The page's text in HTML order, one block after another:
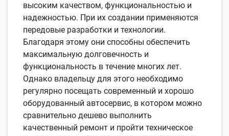
высоким качеством, функциональностью и
надежностью. При их создании применяются
передовые разработки и технологии.
Благодаря этому они способны обеспечить
максимальную долговечность и
функциональность в течение многих лет.
Однако владельцу для этого необходимо
регулярно посещать современный и хорошо
оборудованный автосервис, в котором можно
сравнительно дешево выполнить
качественный ремонт и пройти техническое